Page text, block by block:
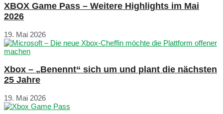
XBOX Game Pass – Weitere Highlights im Mai
2026
19. Mai 2026
Xbox – „Benennt“ sich um und plant die nächsten
25 Jahre
19. Mai 2026